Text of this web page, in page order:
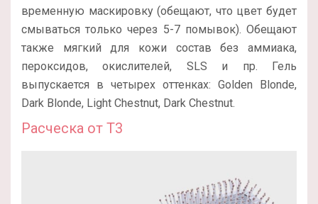
временную маскировку (обещают, что цвет будет
смываться только через 5-7 помывок). Обещают
также мягкий для кожи состав без аммиака,
пероксидов, окислителей, SLS и пр. Гель
выпускается в четырех оттенках: Golden Blonde,
Dark Blonde, Light Chestnut, Dark Chestnut.
Расческа от T3